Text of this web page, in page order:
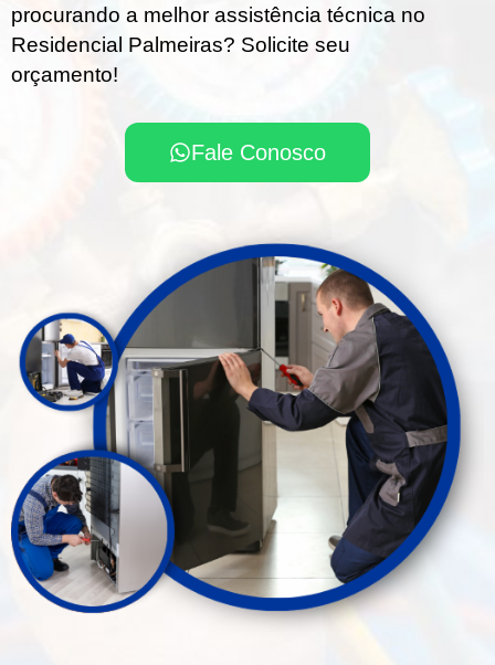
procurando a melhor assistência técnica no
Residencial Palmeiras? Solicite seu
orçamento!
Fale Conosco